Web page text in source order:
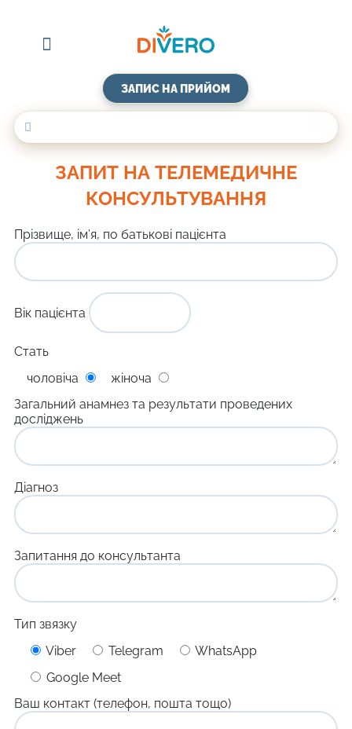
ЗАПИС НА ПРИЙОМ
ЗАПИТ НА ТЕЛЕМЕДИЧНЕ
КОНСУЛЬТУВАННЯ
Прізвище, ім’я, по батькові пацієнта
Вік пацієнта
Стать
чоловіча
жіноча
Загальний анамнез та результати проведених
досліджень
Діагноз
Запитання до консультанта
Тип звязку
Viber
Telegram
WhatsApp
Google Meet
Ваш контакт (телефон, пошта тощо)